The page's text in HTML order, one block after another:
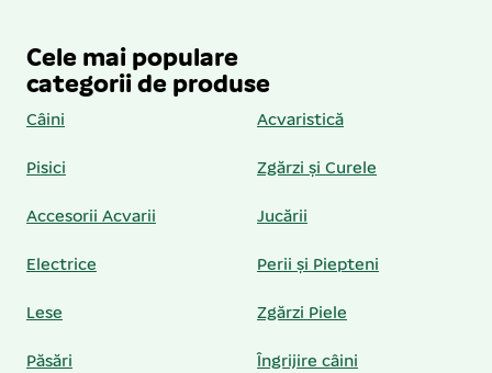
Cele mai populare
categorii de produse
Câini Acvaristică
Pisici Zgărzi și Curele
Accesorii Acvarii Jucării
Electrice Perii și Piepteni
Lese Zgărzi Piele
Păsări Îngrijire câini